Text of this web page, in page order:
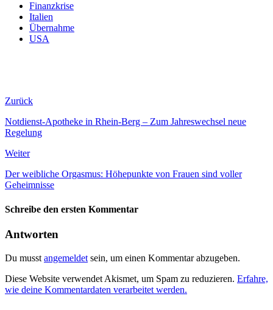
Finanzkrise
Italien
Übernahme
USA
Zurück
Notdienst-Apotheke in Rhein-Berg – Zum Jahreswechsel neue
Regelung
Weiter
Der weibliche Orgasmus: Höhepunkte von Frauen sind voller
Geheimnisse
Schreibe den ersten Kommentar
Antworten
Du musst angemeldet sein, um einen Kommentar abzugeben.
Diese Website verwendet Akismet, um Spam zu reduzieren. Erfahre,
wie deine Kommentardaten verarbeitet werden.